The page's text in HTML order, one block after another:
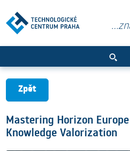
Zpět
Mastering Horizon
Knowledge Valorization